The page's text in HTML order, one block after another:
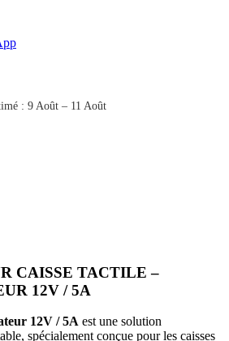
: 9 Août – 11 Août
CAISSE TACTILE –
12V / 5A
12V / 5A est une solution
spécialement conçue pour les caisses